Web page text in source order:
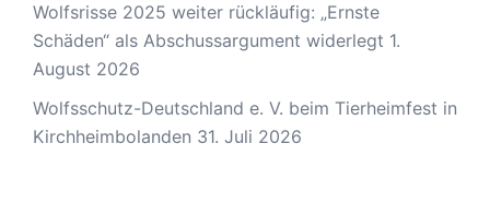
Wolfsrisse 2025 weiter rückläufig: „Ernste
Schäden“ als Abschussargument widerlegt 1.
August 2026
Wolfsschutz-Deutschland e. V. beim Tierheimfest in
Kirchheimbolanden 31. Juli 2026